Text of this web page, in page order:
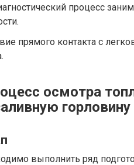
процесс
прямого контакта с
осмотра
горловину
выполнить ряд